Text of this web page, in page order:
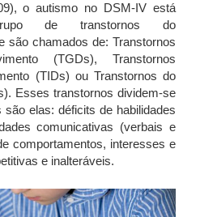
o autismo no DSM-IV está
de transtornos do
são chamados de: Transtornos
(TGDs), Transtornos
(TIDs) ou Transtornos do
Esses transtornos dividem-se
elas: déficits de habilidades
comunicativas (verbais e
comportamentos, interesses e
e inalteráveis.